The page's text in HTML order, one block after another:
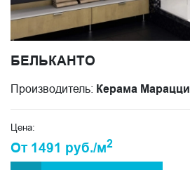
БЕЛЬКАНТО
Производитель: Керама Марацци
Цена:
От 1491 руб./м2